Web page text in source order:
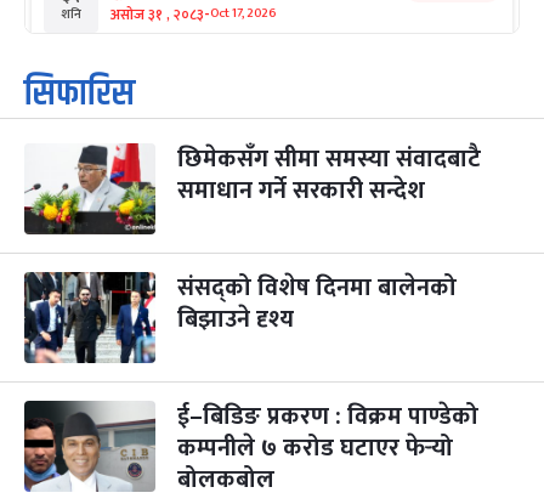
शनि असोज ३१ , २०८३-Oct 17, 2026
१
आइत
कार्तिक सङ्क्रान्ति
कार्तिक १, २०८३
३
मंगल
महानवमी
कार्तिक ३, २०८३-Oct 20, 2026
२ महिना बाँकी
४
बुध कार्तिक ४, २०८३ Oct 21, 2026
५
बिहि
पापा‌ङ्कुशा एकादशी व्रत
कार्तिक ५, २०८३
२२
आइत
कुकुर तिहार
कार्तिक २२, २०८३-Nov 8, 2026
३ महिना बाँकी
सिफारिस
छिमेकसँग सीमा समस्या संवादबाटै
समाधान गर्ने सरकारी सन्देश
संसद्को विशेष दिनमा बालेनको
बिझाउने दृश्य
ई–बिडिङ प्रकरण : विक्रम पाण्डेको
कम्पनीले ७ करोड घटाएर फेर्‍यो
बोलकबोल